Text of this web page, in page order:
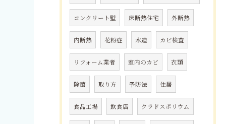
コンクリート壁 床断熱住宅 外断熱
内断熱 花粉症 木造 カビ検査
リフォーム業者 室内のカビ 衣類
除菌 取り方 予防法 住居
食品工場 飲食店 クラドスポリウム